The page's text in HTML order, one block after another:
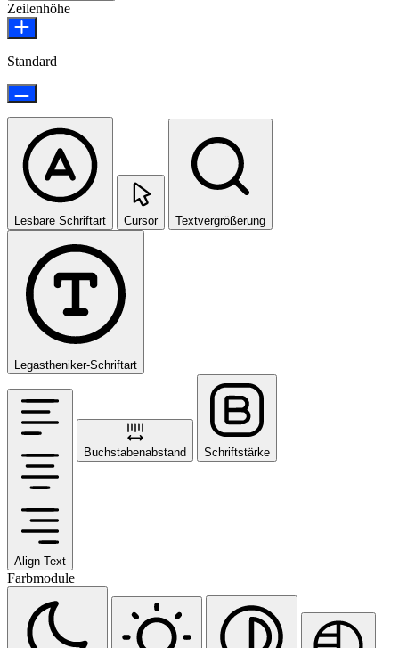
Zeilenhöhe
Standard
Lesbare Schriftart Cursor Textvergrößerung
Legastheniker-Schriftart
Align Text
Buchstabenabstand Schriftstärke
Farbmodule